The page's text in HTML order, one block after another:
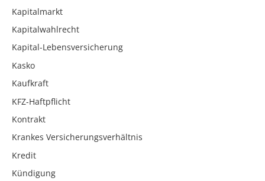
Kapitalmarkt
Kapitalwahlrecht
Kapital-Lebensversicherung
Kasko
Kaufkraft
KFZ-Haftpflicht
Kontrakt
Krankes Versicherungsverhältnis
Kredit
Kündigung